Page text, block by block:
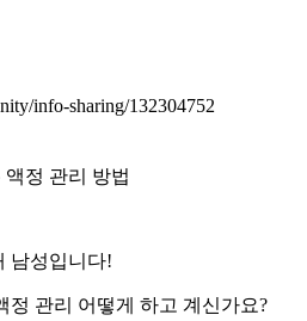
info-sharing/132304752
남성입니다!
정 관리 어떻게 하고 계신가요?